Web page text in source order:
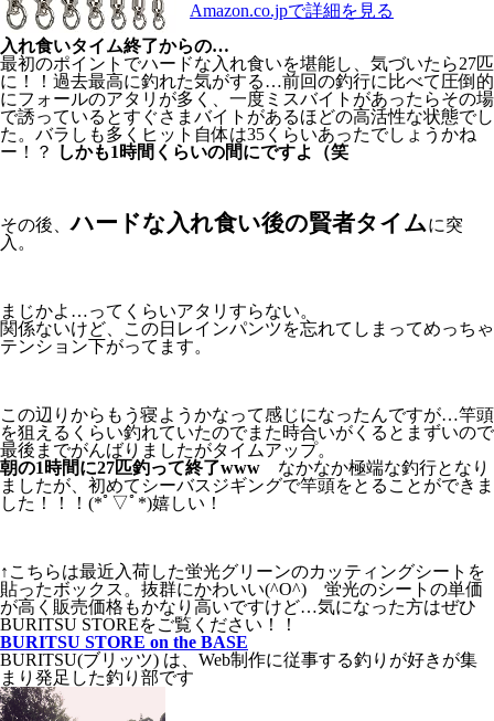
Amazon.co.jpで詳細を見る
入れ食いタイム終了からの…
最初のポイントでハードな入れ食いを堪能し、気づいたら27匹
に！！過去最高に釣れた気がする…前回の釣行に比べて圧倒的
にフォールのアタリが多く、一度ミスバイトがあったらその場
で誘っているとすぐさまバイトがあるほどの高活性な状態でし
た。バラしも多くヒット自体は35くらいあったでしょうかね
ー！？
しかも1時間くらいの間にですよ（笑
その後、ハードな入れ食い後の賢者タイムに突
入。
まじかよ…ってくらいアタリすらない。
関係ないけど、この日レインパンツを忘れてしまってめっちゃ
テンション下がってます。
この辺りからもう寝ようかなって感じになったんですが…竿頭
を狙えるくらい釣れていたのでまた時合いがくるとまずいので
最後までがんばりましたがタイムアップ。
朝の1時間に27匹釣って終了www なかなか極端な釣行となり
ましたが、初めてシーバスジギングで竿頭をとることができま
した！！！(*ﾟ▽ﾟ*)嬉しい！
↑こちらは最近入荷した蛍光グリーンのカッティングシートを
貼ったボックス。抜群にかわいい(^O^) 蛍光のシートの単価
が高く販売価格もかなり高いですけど…気になった方はぜひ
BURITSU STOREをご覧ください！！
BURITSU STORE on the BASE
BURITSU(ブリッツ) は、Web制作に従事する釣りが好きが集
まり発足した釣り部です